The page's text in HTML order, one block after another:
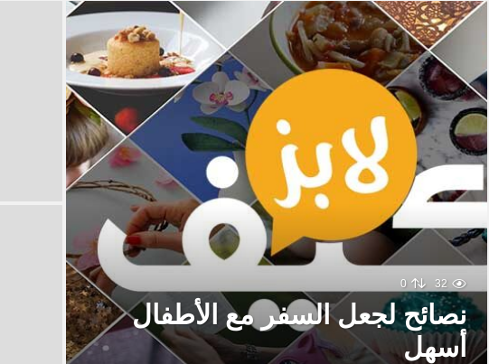
32
0
نصائح لجعل السفر مع الأطفال
أسهل